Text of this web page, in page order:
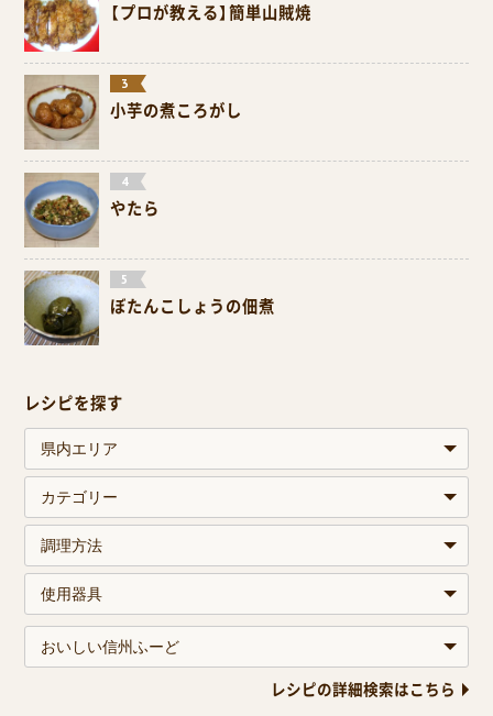
【プロが教える】簡単山賊焼
小芋の煮ころがし
やたら
ぼたんこしょうの佃煮
レシピを探す
レシピの詳細検索はこちら